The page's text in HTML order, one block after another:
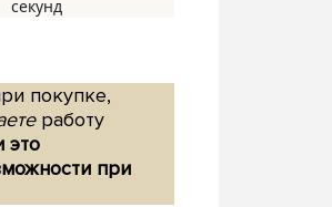
покупке,
работу
это
при